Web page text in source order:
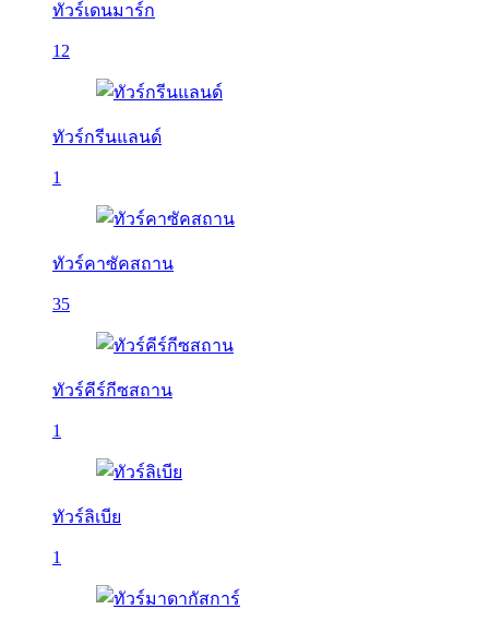
ทัวร์เดนมาร์ก
12
ทัวร์กรีนแลนด์
1
ทัวร์คาซัคสถาน
35
ทัวร์คีร์กีซสถาน
1
ทัวร์ลิเบีย
1